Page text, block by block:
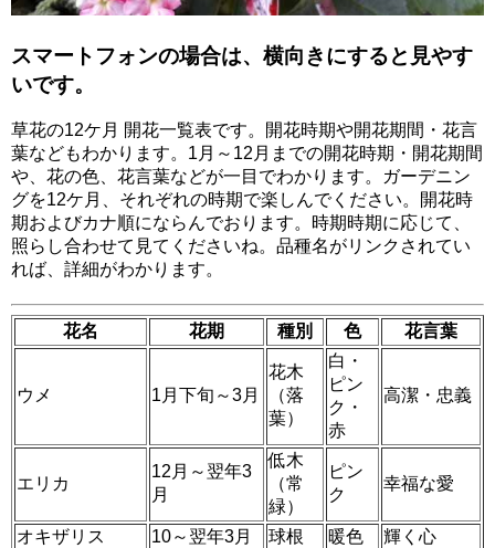
スマートフォンの場合は、横向きにすると見やす
いです。
草花の12ケ月 開花一覧表です。開花時期や開花期間・花言
葉などもわかります。1月～12月までの開花時期・開花期間
や、花の色、花言葉などが一目でわかります。ガーデニン
グを12ケ月、それぞれの時期で楽しんでください。開花時
期およびカナ順にならんでおります。時期時期に応じて、
照らし合わせて見てくださいね。品種名がリンクされてい
れば、詳細がわかります。
花名 花期 種別 色 花言葉
ウメ 1月下旬～3月
花木
（落
葉）
白・
ピン
ク・
赤
高潔・忠義
エリカ
12月～翌年3
月
低木
（常
緑）
ピン
ク
幸福な愛
オキザリス 10～翌年3月 球根 暖色 輝く心